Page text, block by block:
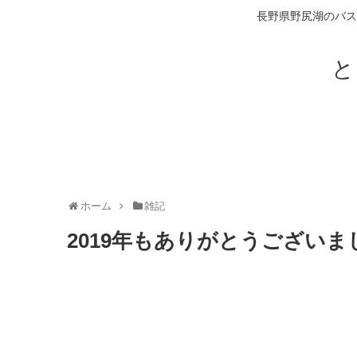
長野県野尻湖のバ
ホーム 雑記
2019年もありがとうございま